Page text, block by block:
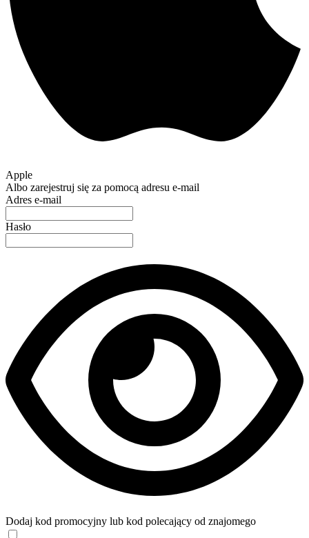
Apple
Albo zarejestruj się za pomocą adresu e-mail
Adres e-mail
Hasło
Dodaj kod promocyjny lub kod polecający od znajomego